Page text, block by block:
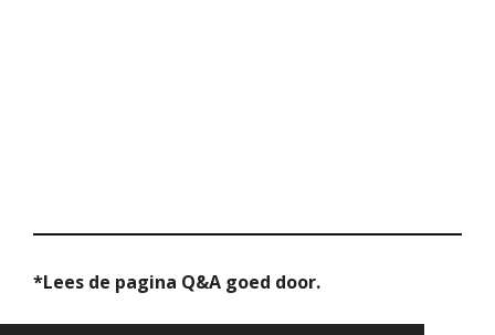
*Lees de pagina Q&A goed door.